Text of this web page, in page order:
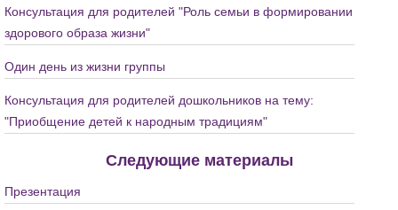
Консультация для родителей "Роль семьи в формировании
здорового образа жизни"
Один день из жизни группы
Консультация для родителей дошкольников на тему:
"Приобщение детей к народным традициям"
Следующие материалы
Презентация